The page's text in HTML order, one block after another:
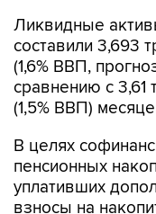
Ликвидные
составили 3,693
(1,6% ВВП,
сравнению с 3,61
(1,5% ВВП)
В целях
пенсионных
уплативших
взносы на